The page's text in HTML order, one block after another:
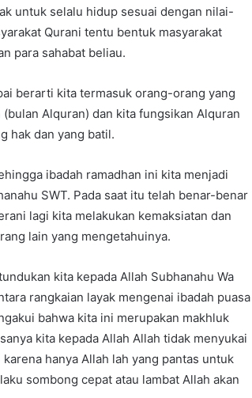
untuk selalu hidup sesuai dengan nilai-
Qurani tentu bentuk masyarakat
para sahabat beliau.
berarti kita termasuk orang-orang yang
Alquran) dan kita fungsikan Alquran
hak dan yang batil.
ibadah ramadhan ini kita menjadi
SWT. Pada saat itu telah benar-benar
lagi kita melakukan kemaksiatan dan
lain yang mengetahuinya.
kita kepada Allah Subhanahu Wa
rangkaian layak mengenai ibadah puasa
bahwa kita ini merupakan makhluk
kita kepada Allah Allah tidak menyukai
hanya Allah lah yang pantas untuk
sombong cepat atau lambat Allah akan